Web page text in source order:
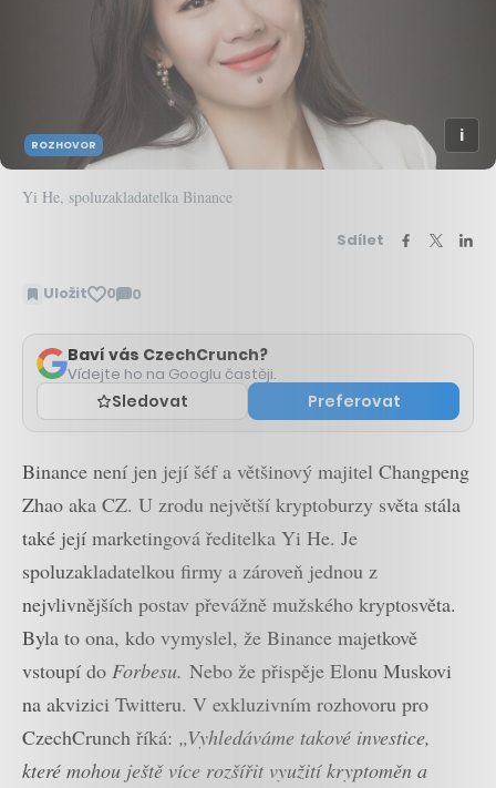
ROZHOVOR
Yi He, spoluzakladatelka Binance
Sdílet
Uložit 0 0
Zobrazit
Baví vás CzechCrunch?
Vídejte ho na Googlu častěji.
Sledovat Preferovat
Binance není jen její šéf a většinový majitel Changpeng
Zhao aka CZ. U zrodu největší kryptoburzy světa stála
také její marketingová ředitelka Yi He. Je
spoluzakladatelkou firmy a zároveň jednou z
nejvlivnějších postav převážně mužského kryptosvěta.
Byla to ona, kdo vymyslel, že Binance majetkově
vstoupí do Forbesu. Nebo že přispěje Elonu Muskovi
na akvizici Twitteru. V exkluzivním rozhovoru pro
CzechCrunch říká: „Vyhledáváme takové investice,
které mohou ještě více rozšířit využití kryptoměn a